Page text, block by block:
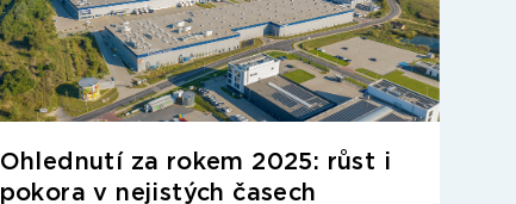
Ohlednutí za rokem 2025: růst i
pokora v nejistých časech